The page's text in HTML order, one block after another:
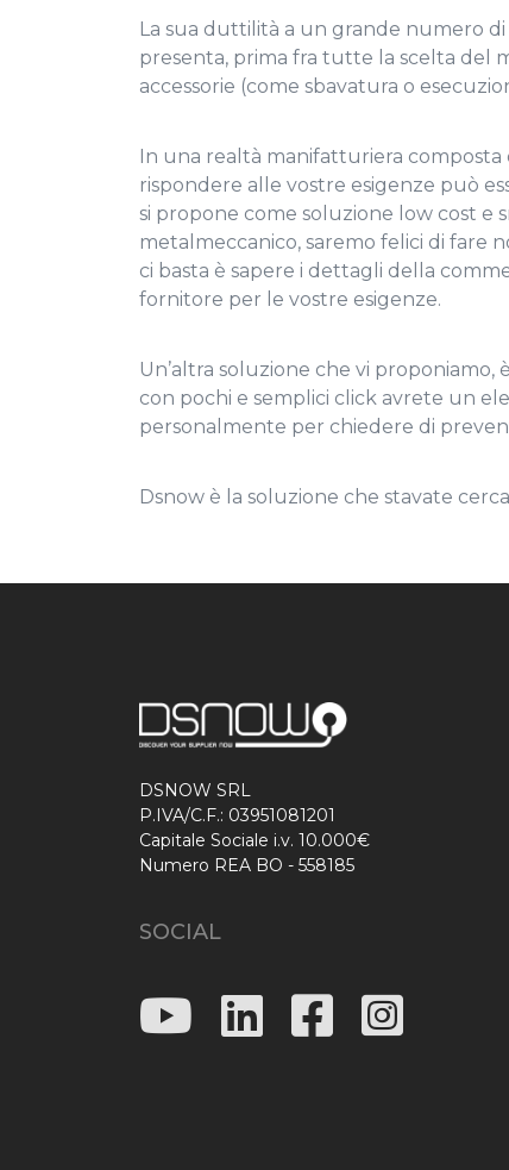
La sua duttilità a un grande numero
presenta, prima fra tutte la scelta del
accessorie (come sbavatura o
In una realtà manifatturiera composta
rispondere alle vostre esigenze può
si propone come soluzione low cost e
metalmeccanico, saremo felici di fare
ci basta è sapere i dettagli della
fornitore per le vostre esigenze.
Un’altra soluzione che vi
con pochi e semplici click avrete un
personalmente per chiedere di
Dsnow è la soluzione che stavate
DSNOW SRL
P.IVA/C.F.: 03951081201
Capitale Sociale i.v. 10.000€
Numero REA BO - 558185
SOCIAL